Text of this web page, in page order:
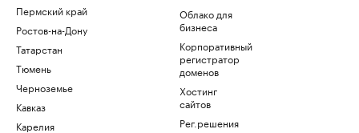
Пермский край
Ростов-на-Дону
Татарстан
Тюмень
Черноземье
Кавказ
Карелия
Облако для
бизнеса
Корпоративный
регистратор
доменов
Хостинг
сайтов
Рег.решения